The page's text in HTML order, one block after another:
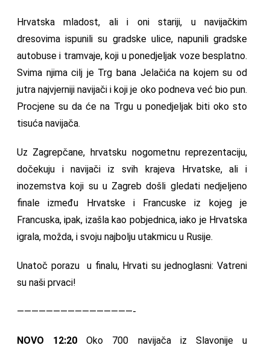
Hrvatska mladost, ali i oni stariji, u navijačkim
dresovima ispunili su gradske ulice, napunili gradske
autobuse i tramvaje, koji u ponedjeljak voze besplatno.
Svima njima cilj je Trg bana Jelačića na kojem su od
jutra najvjerniji navijači i koji je oko podneva već bio pun.
Procjene su da će na Trgu u ponedjeljak biti oko sto
tisuća navijača.
Uz Zagrepčane, hrvatsku nogometnu reprezentaciju,
dočekuju i navijači iz svih krajeva Hrvatske, ali i
inozemstva koji su u Zagreb došli gledati nedjeljeno
finale između Hrvatske i Francuske iz kojeg je
Francuska, ipak, izašla kao pobjednica, iako je Hrvatska
igrala, možda, i svoju najbolju utakmicu u Rusije.
Unatoč porazu u finalu, Hrvati su jednoglasni: Vatreni
su naši prvaci!
————————————————-
NOVO 12:20Oko 700 navijača iz Slavonije u